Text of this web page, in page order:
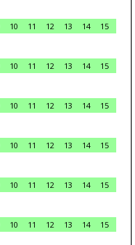
10 11 12 13 14
15
10 11 12 13 14
15
10 11 12 13 14
15
10 11 12 13 14
15
10 11 12 13 14
15
10 11 12 13 14
15